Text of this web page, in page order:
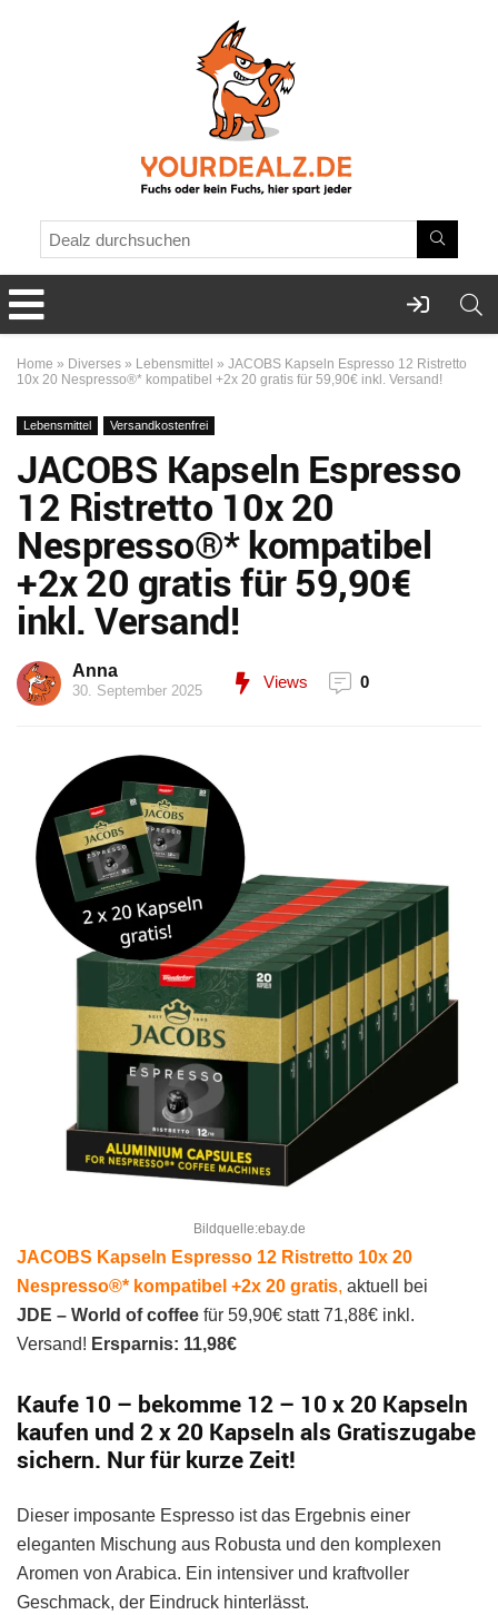
Home » Diverses » Lebensmittel » JACOBS Kapseln Espresso 12 Ristretto
10x 20 Nespresso®* kompatibel +2x 20 gratis für 59,90€ inkl. Versand!
Lebensmittel Versandkostenfrei
JACOBS Kapseln Espresso
12 Ristretto 10x 20
Nespresso®* kompatibel
+2x 20 gratis für 59,90€
inkl. Versand!
Anna
30. September 2025 Views 0
Bildquelle:ebay.de
JACOBS Kapseln Espresso 12 Ristretto 10x 20
Nespresso®* kompatibel +2x 20 gratis, aktuell bei
JDE – World of coffee für 59,90€ statt 71,88€ inkl.
Versand! Ersparnis: 11,98€
Kaufe 10 – bekomme 12 – 10 x 20 Kapseln
kaufen und 2 x 20 Kapseln als Gratiszugabe
sichern. Nur für kurze Zeit!
Dieser imposante Espresso ist das Ergebnis einer
eleganten Mischung aus Robusta und den komplexen
Aromen von Arabica. Ein intensiver und kraftvoller
Geschmack, der Eindruck hinterlässt.